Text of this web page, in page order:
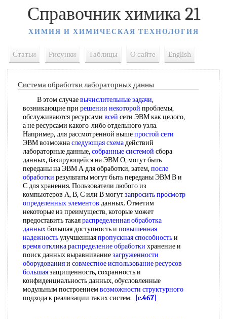
Справочник химика 21
ХИМИЯ И ХИМИЧЕСКАЯ ТЕХНОЛОГИЯ
Статьи Рисунки Таблицы О сайте English
Система обработки лабораторных данны
В этом случаевычислительные задачи,
возникающие при решении некоторой проблемы,
обслуживаются ресурсами всей сети ЭВМ как целого,
а не ресурсами какого-либо отдельного узла.
Например, для рассмотренной вышепростой сети
ЭВМ возможнаследующая схемадействий
лабораторные данные,собранные системой сбора
данных, базирующейся на ЭВМ О, могут быть
переданы на ЭВМ А для обработки, затем,после
обработки результаты могут быть переданы ЭВМ В и
С для хранения. Пользователи любого из
компьютеров А, В, С или В могутзапросить просмотр
определенных элементов данных. Отметим
некоторые из преимуществ, которые может
предоставить такаяраспределенная обработка
данныхбольшая доступность и повышенная
надежностьулучшеннаяпропускная способностьи
время откликараспределение обработки хранение и
поиск данных выравниваниезагруженности
оборудованияи совместное использованиересурсов
большаязащищенность, сохранность и
конфиденциальность данных, обусловленные
модульным построениемвозможности структурного
подхода к реализации таких систем.
[c.467]